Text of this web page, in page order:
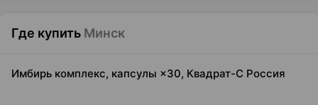
Где купить Минск
Имбирь комплекс, капсулы ×30, Квадрат-С Россия